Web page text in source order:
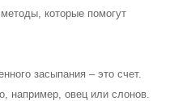
которые помогут
засыпания – это счет.
например, овец или слонов.